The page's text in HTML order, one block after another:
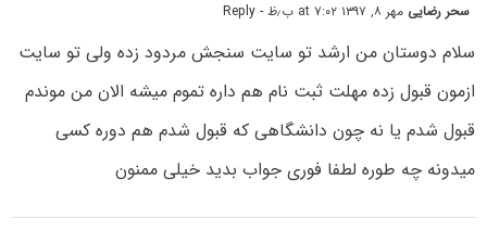
سحر رضایی مهر ۸, ۱۳۹۷ at ۷:۰۲ ب٫ظ - Reply
سلام دوستان من ارشد تو سایت سنجش مردود زده ولی تو سایت
ازمون قبول زده مهلت ثبت نام هم داره تموم میشه الان من موندم
قبول شدم یا نه چون دانشگاهی که قبول شدم هم دوره کسی
میدونه چه طوره لطفا فوری جواب بدید خیلی ممنون